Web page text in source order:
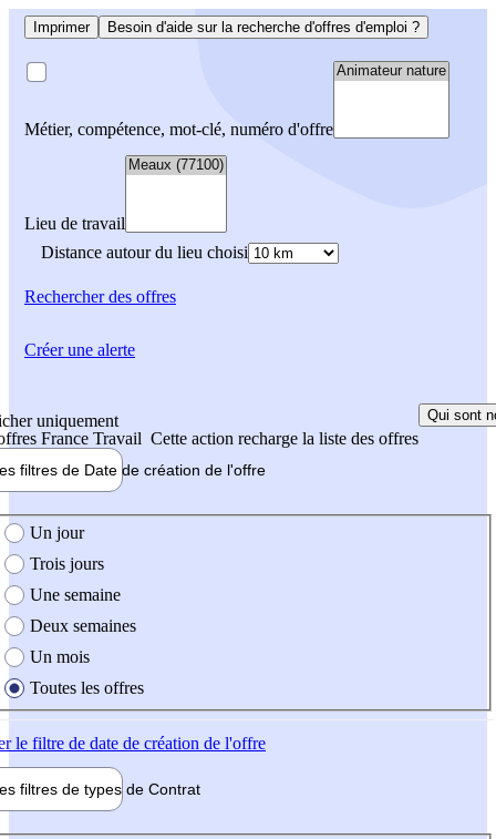
Imprimer Besoin d'aide sur la recherche d'offres d'emploi ?
Métier, compétence, mot-clé, numéro d'offre
Lieu de travail
Distance autour du lieu choisi
Rechercherdes offres
uniquement
France Travail Cette action recharge la liste des offres
Qui sont
filtres de Date de création de l'offre
création de l'offre
Un jour
Trois jours
Une semaine
Deux semaines
Un mois
Toutes les offres
le filtre de date de création de l'offre
filtres de types de Contrat
Créer une alerte